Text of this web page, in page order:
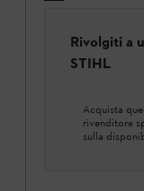
Rivolgiti a
STIHL
Acquista
rivenditore
sulla